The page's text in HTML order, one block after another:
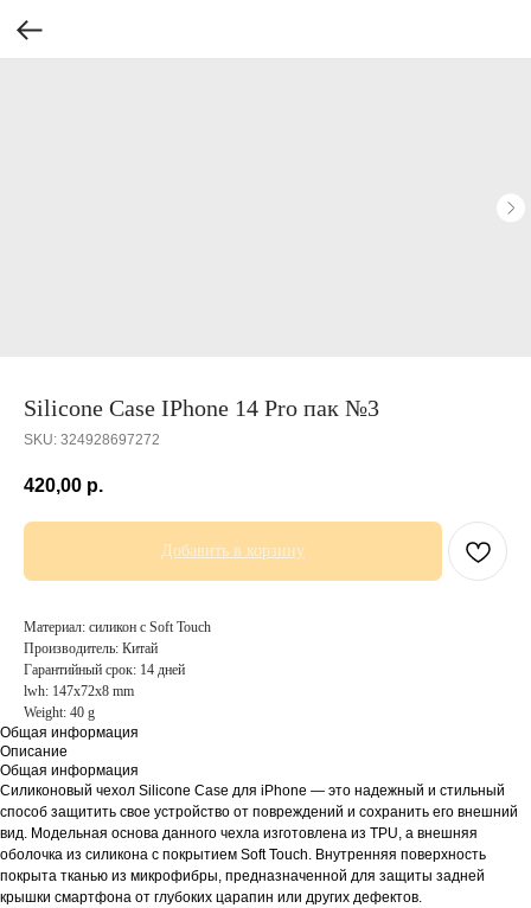
Silicone Case IPhone 14 Pro пак №3
SKU: 324928697272
420,00 р.
Добавить в корзину
Материал: силикон с Soft Touch
Производитель: Китай
Гарантийный срок: 14 дней
lwh: 147x72x8 mm
Weight: 40 g
Общая информация
Описание
Общая информация
Силиконовый чехол Silicone Case для iPhone — это надежный и стильный
способ защитить свое устройство от повреждений и сохранить его внешний
вид. Модельная основа данного чехла изготовлена из TPU, а внешняя
оболочка из силикона с покрытием Soft Touch. Внутренняя поверхность
покрыта тканью из микрофибры, предназначенной для защиты задней
крышки смартфона от глубоких царапин или других дефектов.